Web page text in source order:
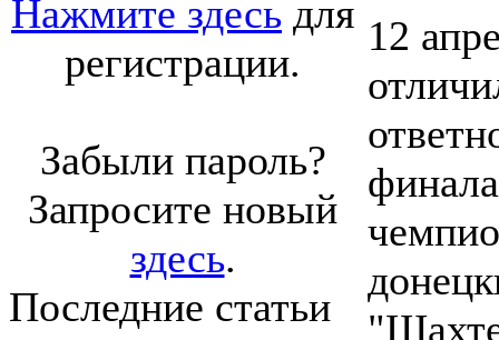
Нажмите здесь для
регистрации.
Забыли пароль?
Запросите новый
здесь.
Последние статьи
12